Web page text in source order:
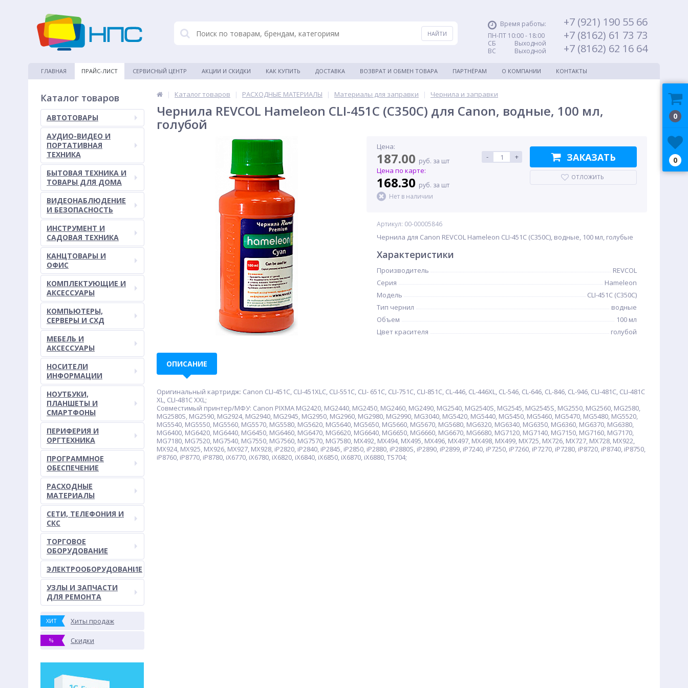
Время работы:
ПН-ПТ 10:00 - 18:00
СБ Выходной
ВС Выходной
+7 (921) 190 55 66
+7 (8162) 61 73 73
+7 (8162) 62 16 64
ГЛАВНАЯ ПРАЙС-ЛИСТ СЕРВИСНЫЙ ЦЕНТР АКЦИИ И СКИДКИ КАК КУПИТЬ ДОСТАВКА ВОЗВРАТ И ОБМЕН ТОВАРА ПАРТНЁРАМ О КОМПАНИИ КОНТАКТЫ
Каталог товаров
АВТОТОВАРЫ
АУДИО-ВИДЕО И
ПОРТАТИВНАЯ
ТЕХНИКА
БЫТОВАЯ ТЕХНИКА И
ТОВАРЫ ДЛЯ ДОМА
ВИДЕОНАБЛЮДЕНИЕ
И БЕЗОПАСНОСТЬ
ИНСТРУМЕНТ И
САДОВАЯ ТЕХНИКА
КАНЦТОВАРЫ И
ОФИС
КОМПЛЕКТУЮЩИЕ И
АКСЕССУАРЫ
КОМПЬЮТЕРЫ,
СЕРВЕРЫ И СХД
МЕБЕЛЬ И
АКСЕССУАРЫ
НОСИТЕЛИ
ИНФОРМАЦИИ
НОУТБУКИ,
ПЛАНШЕТЫ И
СМАРТФОНЫ
ПЕРИФЕРИЯ И
ОРГТЕХНИКА
ПРОГРАММНОЕ
ОБЕСПЕЧЕНИЕ
РАСХОДНЫЕ
МАТЕРИАЛЫ
СЕТИ, ТЕЛЕФОНИЯ И
СКС
ТОРГОВОЕ
ОБОРУДОВАНИЕ
ЭЛЕКТРООБОРУДОВАНИЕ
УЗЛЫ И ЗАПЧАСТИ
ДЛЯ РЕМОНТА
ХИТ Хиты продаж
% Скидки
| Каталог товаров | РАСХОДНЫЕ МАТЕРИАЛЫ | Материалы для заправки | Чернила и заправки
Чернила REVCOL Hameleon CLI-451C (C350C) для Canon, водные, 100 мл,
голубой
Цена:
187.00 руб. за шт
Цена по карте:
168.30 руб. за шт
Нет в наличии
- + ЗАКАЗАТЬ
ОТЛОЖИТЬ
Артикул: 00-00005846
Чернила для Canon REVCOL Hameleon CLI-451C (C350C), водные, 100 мл, голубые
Характеристики
Производитель
REVCOL
Серия
Hameleon
Модель
CLI-451C (C350C)
Тип чернил
водные
Объем
100 мл
Цвет красителя
голубой
ОПИСАНИЕ
Оригинальный картридж: Canon CLI-451C, CLI-451XLC, CLI-551C, CLI- 651C, CLI-751C, CLI-851C, CL-446, CL-446XL, CL-546, CL-646, CL-846, CL-946, CLI-481C, CLI-481C
XL, CLI-481C XXL;
Совместимый принтер/МФУ: Canon PIXMA MG2420, MG2440, MG2450, MG2460, MG2490, MG2540, MG2540S, MG2545, MG2545S, MG2550, MG2560, MG2580,
MG2580S, MG2590, MG2924, MG2940, MG2945, MG2950, MG2960, MG2980, MG2990, MG3040, MG5420, MG5440, MG5450, MG5460, MG5470, MG5480, MG5520,
MG5540, MG5550, MG5560, MG5570, MG5580, MG5620, MG5640, MG5650, MG5660, MG5670, MG5680, MG6320, MG6340, MG6350, MG6360, MG6370, MG6380,
MG6400, MG6420, MG6440, MG6450, MG6460, MG6470, MG6620, MG6640, MG6650, MG6660, MG6670, MG6680, MG7120, MG7140, MG7150, MG7160, MG7170,
MG7180, MG7520, MG7540, MG7550, MG7560, MG7570, MG7580, MX492, MX494, MX495, MX496, MX497, MX498, MX499, MX725, MX726, MX727, MX728, MX922,
MX924, MX925, MX926, MX927, MX928, iP2820, iP2840, iP2845, iP2850, iP2880, iP2880S, iP2890, iP2899, iP7240, iP7250, iP7260, iP7270, iP7280, iP8720, iP8740, iP8750,
iP8760, iP8770, iP8780, iX6770, iX6780, iX6820, iX6840, iX6850, iX6870, iX6880, TS704;
0
0